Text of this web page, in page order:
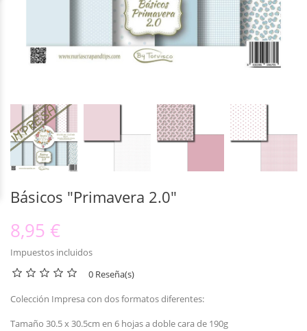
Básicos "Primavera 2.0"
8,95 €
Impuestos incluidos
0 Reseña(s)
Colección Impresa con dos formatos diferentes:
Tamaño 30.5 x 30.5cm en 6 hojas a doble cara de 190g